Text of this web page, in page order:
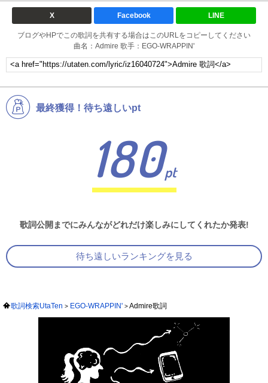
X Facebook LINE
ブログやHPでこの歌詞を共有する場合はこのURLをコピーしてください
曲名：Admire 歌手：EGO-WRAPPIN'
最終獲得！待ち遠しいpt
180pt
歌詞公開までにみんながどれだけ楽しみにしてくれたか発表!
待ち遠しいランキングを見る
歌詞検索UtaTen EGO-WRAPPIN' Admire歌詞